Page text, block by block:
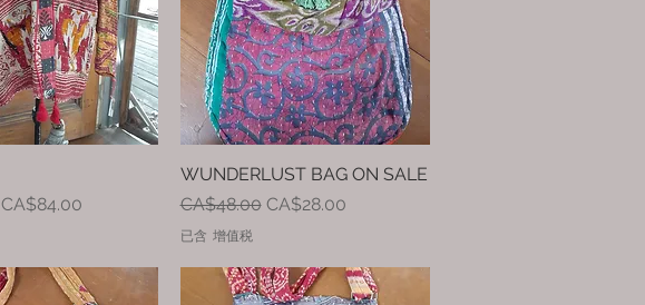
促銷價格
CA$84.00
快速瀏覽
WUNDERLUST BAG ON SALE
一般價格
CA$48.00 促銷價格
CA$28.00
已含 增值税